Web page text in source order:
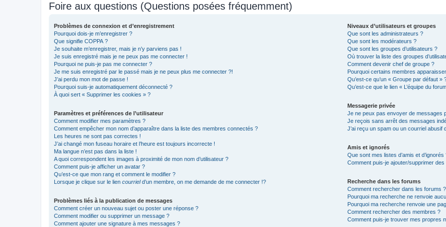
Foire aux questions (Questions posées fréquemment)
Problèmes de connexion et d’enregistrement
Pourquoi dois-je m’enregistrer ?
Que signifie COPPA ?
Je souhaite m’enregistrer, mais je n’y parviens pas !
Je suis enregistré mais je ne peux pas me connecter !
Pourquoi ne puis-je pas me connecter ?
Je me suis enregistré par le passé mais je ne peux plus me connecter ?!
J’ai perdu mon mot de passe !
Pourquoi suis-je automatiquement déconnecté ?
À quoi sert « Supprimer les cookies » ?
Paramètres et préférences de l’utilisateur
Comment modifier mes paramètres ?
Comment empêcher mon nom d’apparaître dans la liste des membres connectés ?
Les heures ne sont pas correctes !
J’ai changé mon fuseau horaire et l’heure est toujours incorrecte !
Ma langue n’est pas dans la liste !
A quoi correspondent les images à proximité de mon nom d’utilisateur ?
Comment puis-je afficher un avatar ?
Qu’est-ce que mon rang et comment le modifier ?
Lorsque je clique sur le lien courrield’un membre, on me demande de me connecter !?
Problèmes liés à la publication de messages
Comment créer un nouveau sujet ou poster une réponse ?
Comment modifier ou supprimer un message ?
Comment ajouter une signature à mes messages ?
Niveaux d’utilisateurs et groupes
Que sont les administrateurs ?
Que sont les modérateurs ?
Que sont les groupes d’utilisateurs ?
Où trouver la liste des groupes
Comment devenir chef de groupe ?
Pourquoi certains membres
Qu’est-ce qu’un « Groupe par défaut »
Qu’est-ce que le lien « L’équipe du
Messagerie privée
Je ne peux pas envoyer de messages
Je reçois sans arrêt des messages
J’ai reçu un spam ou un courriel abusif
Amis et ignorés
Que sont mes listes d’amis et d’ignorés
Comment puis-je ajouter/supprimer des
Recherche dans les forums
Comment rechercher dans les forums ?
Pourquoi ma recherche ne renvoie
Pourquoi ma recherche renvoie une
Comment rechercher des membres ?
Comment puis-je trouver mes propres